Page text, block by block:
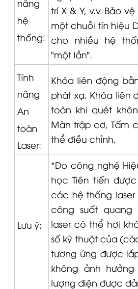
năng
hệ
thống:
trí X & Y, v.v. Bảo
một chuỗi tín hiệu
cho nhiều hệ
"một lần".
Tính
năng
An
toàn
Laser:
Khóa liên động
phát xạ, Khóa liên
toàn khi quét
Màn trập cơ, Tấm
thể điều chỉnh.
Lưu ý:
*Do công nghệ
học Tiên tiến
các hệ thống
công suất
laser có thể hơi
số kỹ thuật của
tương ứng được
không ảnh
lượng điện được